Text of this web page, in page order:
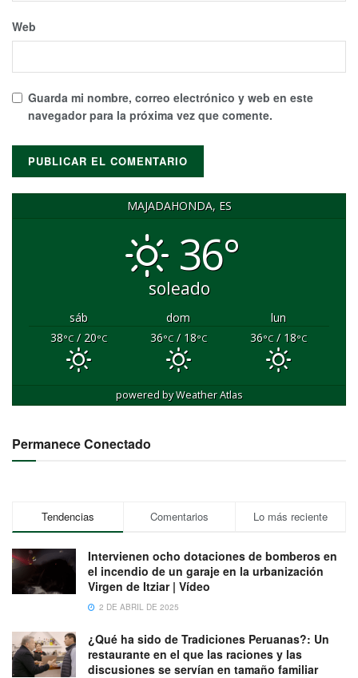
Web
Guarda mi nombre, correo electrónico y web en este
navegador para la próxima vez que comente.
MAJADAHONDA, ES
36°
soleado
sáb dom
lun
38°C/ 20°C 36°C/ 18°C 36°C/ 18°C
powered byWeather Atlas
Permanece Conectado
Tendencias Comentarios Lo más reciente
Intervienen ocho dotaciones de bomberos en
el incendio de un garaje en la urbanización
Virgen de Itziar | Vídeo
2 DE ABRIL DE 2025
¿Qué ha sido de Tradiciones Peruanas?: Un
restaurante en el que las raciones y las
discusiones se servían en tamaño familiar